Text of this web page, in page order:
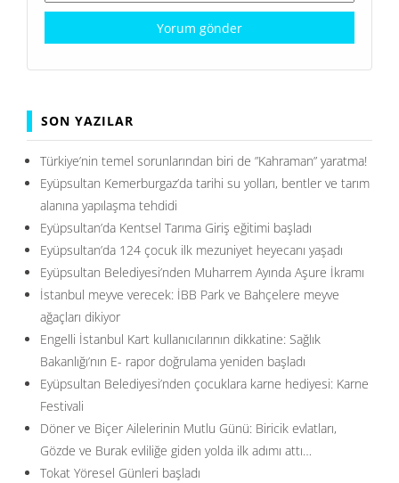
SON YAZILAR
Türkiye’nin temel sorunlarından biri de ”Kahraman” yaratma!
Eyüpsultan Kemerburgaz’da tarihi su yolları, bentler ve tarım
alanına yapılaşma tehdidi
Eyüpsultan’da Kentsel Tarıma Giriş eğitimi başladı
Eyüpsultan’da 124 çocuk ilk mezuniyet heyecanı yaşadı
Eyüpsultan Belediyesi’nden Muharrem Ayında Aşure İkramı
İstanbul meyve verecek: İBB Park ve Bahçelere meyve
ağaçları dikiyor
Engelli İstanbul Kart kullanıcılarının dikkatine: Sağlık
Bakanlığı’nın E- rapor doğrulama yeniden başladı
Eyüpsultan Belediyesi’nden çocuklara karne hediyesi: Karne
Festivali
Döner ve Biçer Ailelerinin Mutlu Günü: Biricik evlatları,
Gözde ve Burak evliliğe giden yolda ilk adımı attı…
Tokat Yöresel Günleri başladı